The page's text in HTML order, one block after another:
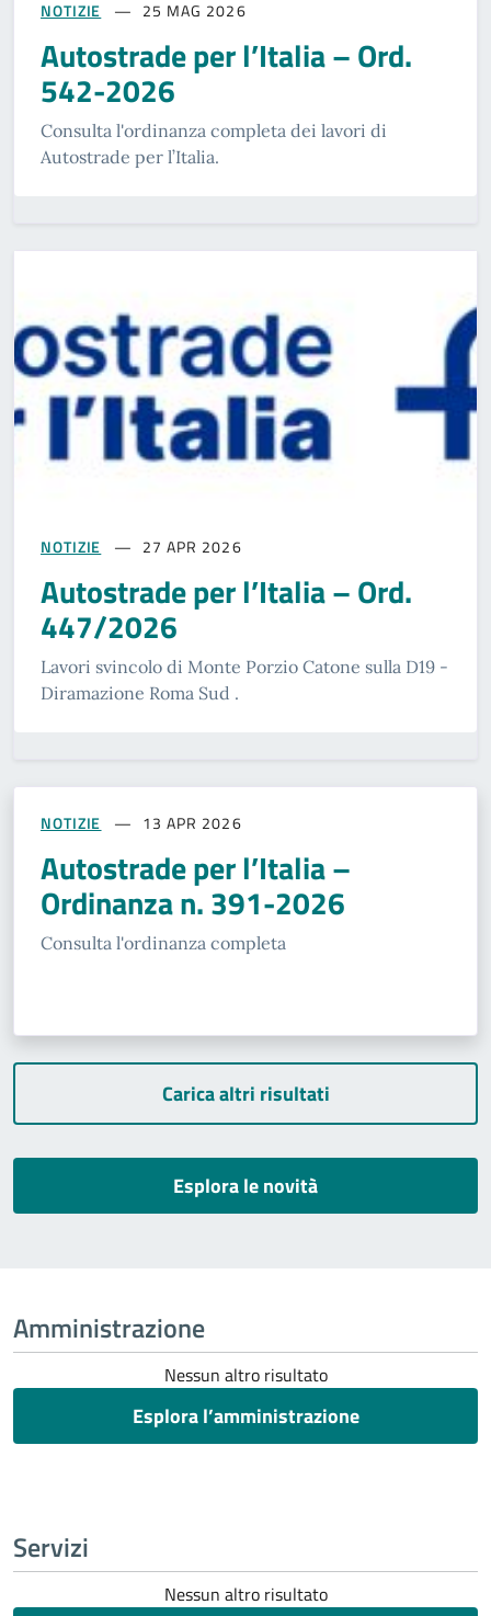
NOTIZIE 25 MAG 2026
Autostrade per l’Italia – Ord.
542-2026
Consulta l'ordinanza completa dei lavori di
Autostrade per l’Italia.
NOTIZIE 27 APR 2026
Autostrade per l’Italia – Ord.
447/2026
Lavori svincolo di Monte Porzio Catone sulla D19 -
Diramazione Roma Sud .
NOTIZIE 13 APR 2026
Autostrade per l’Italia –
Ordinanza n. 391-2026
Consulta l'ordinanza completa
Carica altri risultati
Esplora le novità
Amministrazione
Nessun altro risultato
Esplora l’amministrazione
Servizi
Nessun altro risultato